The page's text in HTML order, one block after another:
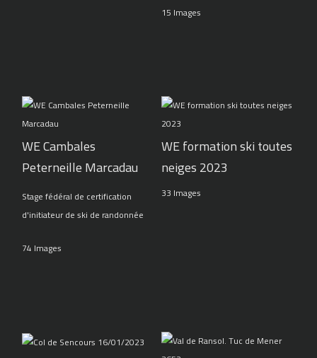
15 Images
WE Cambales
Peterneille Marcadau
Stage fédéral de certification
d'initiateur de ski de randonnée
74 Images
WE formation ski toutes
neiges 2023
33 Images